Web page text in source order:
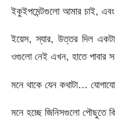
ইকুইপমেন্টগুলো আমার চাই,
ইয়েস, স্যার, উত্তর দিল
ওগুলো নেই এখন, হাতে পাবার
মনে থাকে যেন কথাটা…
মনে হচ্ছে জিনিসগুলো পৌছুতে